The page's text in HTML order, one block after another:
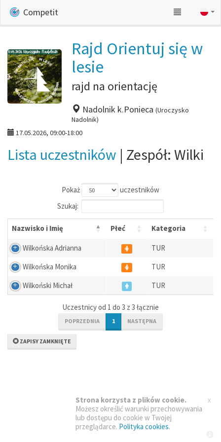
Competit
Rajd Orientuj się w
lesie
rajd na orientację
Nadolnik k.Ponieca (Uroczysko
Nadolnik)
17.05.2026, 09:00-18:00
Lista uczestników | Zespół: Wilki
Pokaż
uczestników
Szukaj:
Nazwisko i Imię Płeć Kategoria
Wilkońska Adrianna
TUR
Wilkońska Monika
TUR
Wilkoński Michał
TUR
Uczestnicy od 1 do 3 z 3 łącznie
POPRZEDNIA 1 NASTĘPNA
ZAPISY ZAMKNIĘTE
Strona korzysta z plików cookie.
Możesz określić warunki przechowywania
lub dostępu do cookie w Twojej
przeglądarce. Polityka cookies.
x